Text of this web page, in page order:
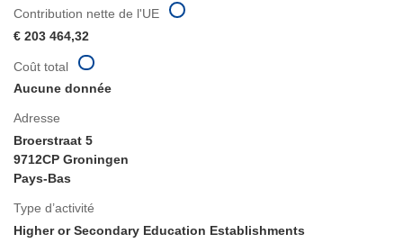
Contribution nette de l'UE
€ 203 464,32
Adresse
Broerstraat 5
9712CP Groningen
Pays-Bas
Type d’activité
Higher or Secondary Education Establishments
Coût total
Aucune donnée